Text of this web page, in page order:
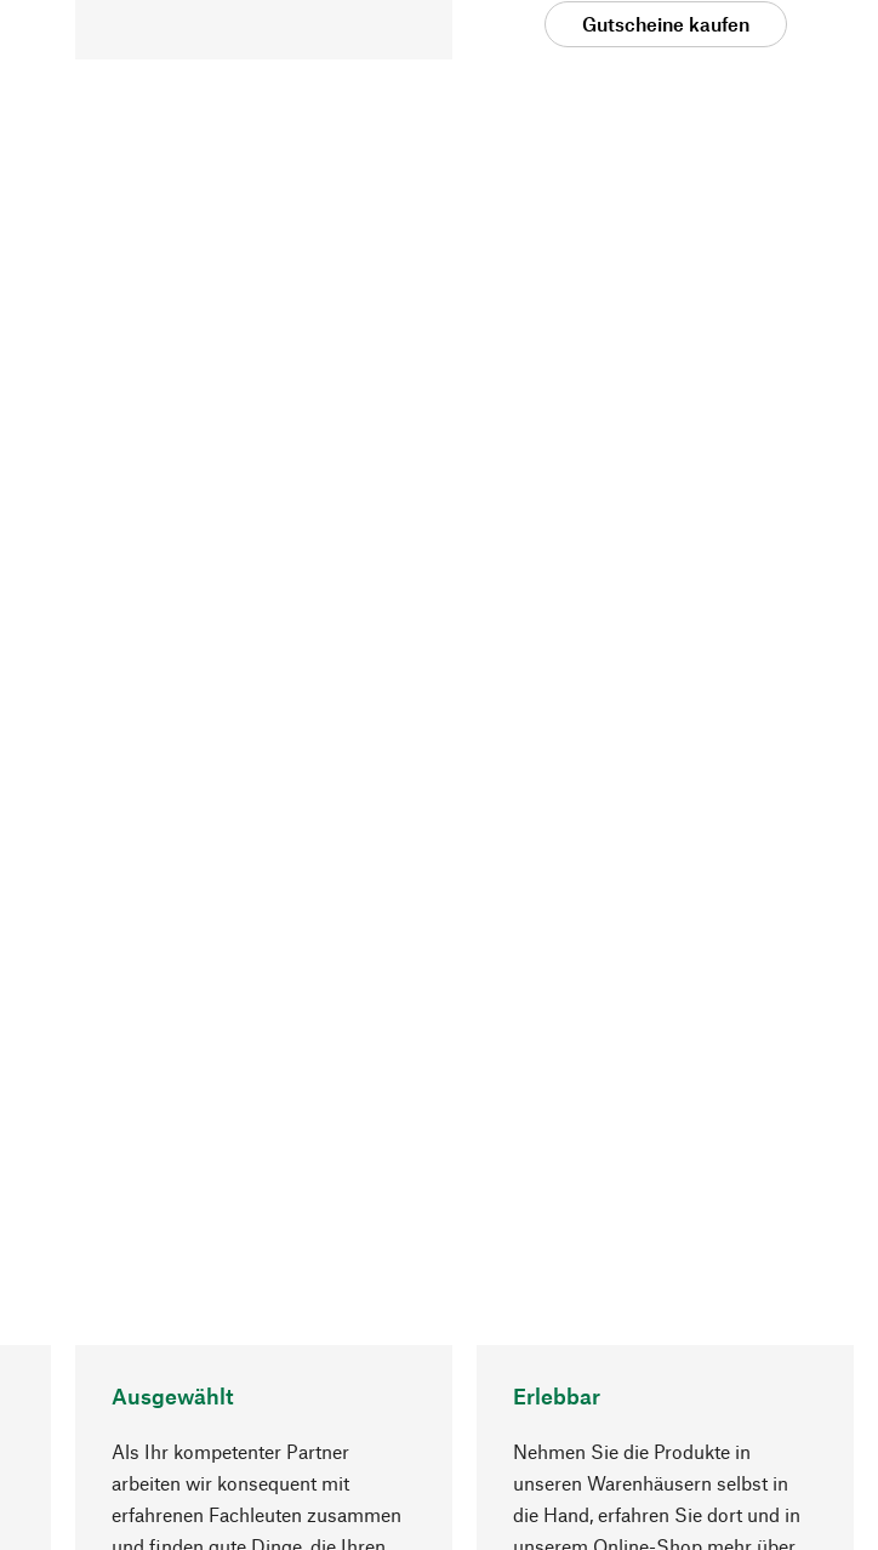
Gutscheine kaufen
Ausgewählt
Als Ihr kompetenter Partner
arbeiten wir konsequent mit
erfahrenen Fachleuten zusammen
Erlebbar
Nehmen Sie die Produkte in
unseren Warenhäusern selbst in
die Hand, erfahren Sie dort und in